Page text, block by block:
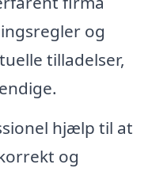
og
tilladelser,
hjælp til at
og